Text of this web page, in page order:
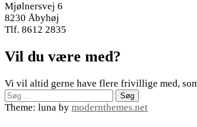
Mjølnersvej 6
8230 Åbyhøj
Tlf. 8612 2835
Vil du være med?
Vi vil altid gerne have flere frivillige med,
Søg
efter:
Theme: luna by modernthemes.net